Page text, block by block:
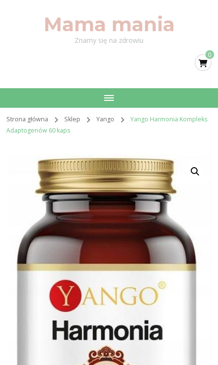
Mama mania
Znamy się na zdrowiu
0
Strona główna Sklep Yango
Yango Harmonia Kompleks
Adaptogenów 60 kaps